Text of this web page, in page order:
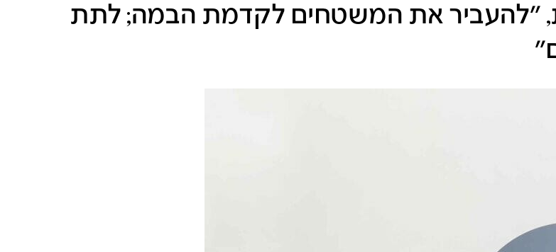
״להעביר את המשטחים לקדמת הבמה; לתת